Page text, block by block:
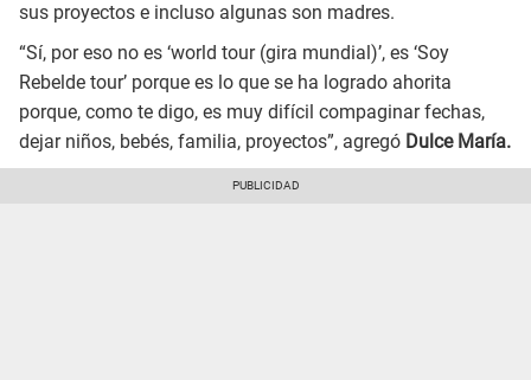
sus proyectos e incluso algunas son madres.
“Sí, por eso no es ‘world tour (gira mundial)’, es ‘Soy
Rebelde tour’ porque es lo que se ha logrado ahorita
porque, como te digo, es muy difícil compaginar fechas,
dejar niños, bebés, familia, proyectos”, agregó Dulce María.